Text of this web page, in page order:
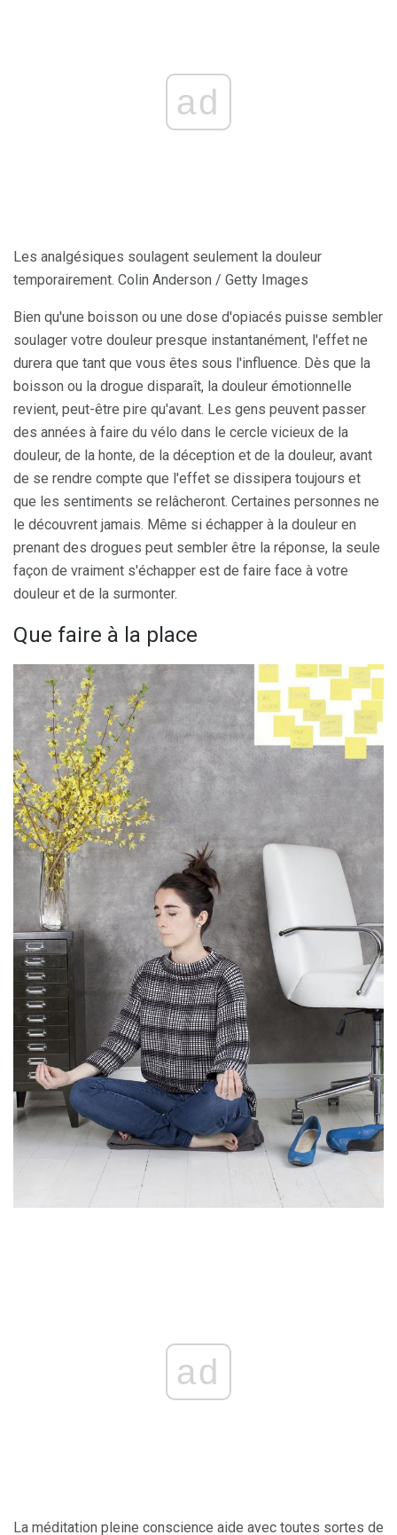
ad
Les analgésiques soulagent seulement la douleur
temporairement. Colin Anderson / Getty Images
Bien qu'une boisson ou une dose d'opiacés puisse sembler
soulager votre douleur presque instantanément, l'effet ne
durera que tant que vous êtes sous l'influence. Dès que la
boisson ou la drogue disparaît, la douleur émotionnelle
revient, peut-être pire qu'avant. Les gens peuvent passer
des années à faire du vélo dans le cercle vicieux de la
douleur, de la honte, de la déception et de la douleur, avant
de se rendre compte que l'effet se dissipera toujours et
que les sentiments se relâcheront. Certaines personnes ne
le découvrent jamais. Même si échapper à la douleur en
prenant des drogues peut sembler être la réponse, la seule
façon de vraiment s'échapper est de faire face à votre
douleur et de la surmonter.
Que faire à la place
ad
La méditation pleine conscience aide avec toutes sortes de